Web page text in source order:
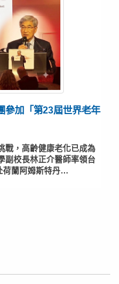
參加「第23屆世界老年
戰，高齡健康老化已成為
副校長林正介醫師率領台
荷蘭阿姆斯特丹…